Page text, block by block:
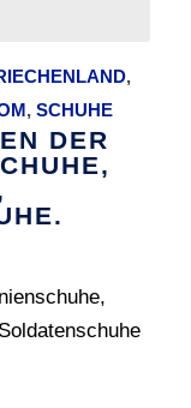
,
,SCHUHE
DER